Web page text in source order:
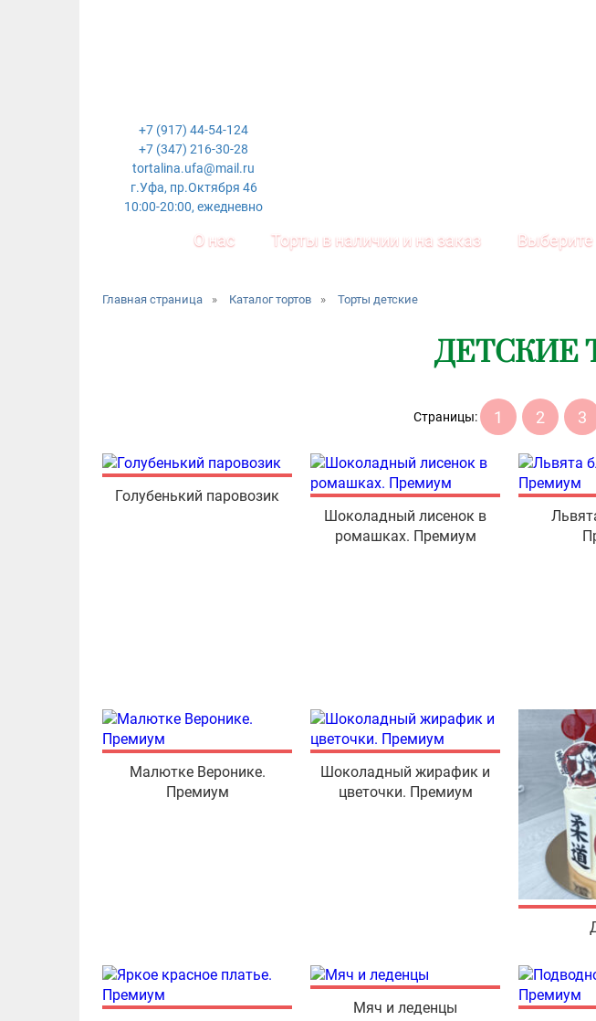
+7 (917) 44-54-124
+7 (347) 216-30-28
tortalina.ufa@mail.ru
г.Уфа, пр.Октября 46
10:00-20:00, ежедневно
О нас Торты в наличии и на заказ
Главная страница » Каталог тортов » Торты детские
ДЕТСКИЕ
Страницы: 1 2 3
Голубенький паровозик
Шоколадный лисенок в
ромашках. Премиум
Малютке Веронике.
Премиум
Шоколадный жирафик и
цветочки. Премиум
Мяч и леденцы